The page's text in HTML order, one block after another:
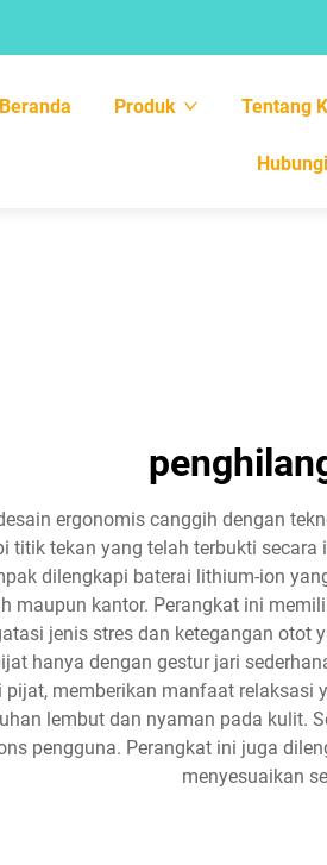
Beranda Produk Tentang
ergonomis canggih dengan
tekan yang telah terbukti
dilengkapi baterai lithium-ion
maupun kantor. Perangkat ini
jenis stres dan ketegangan
hanya dengan gestur jari
memberikan manfaat
lembut dan nyaman pada kulit.
pengguna. Perangkat ini juga
menyesuaikan